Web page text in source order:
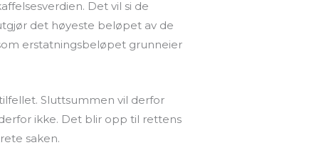
Det vil si de
det høyeste beløpet av de
erstatningsbeløpet grunneier
Sluttsummen vil derfor
ikke. Det blir opp til rettens
saken.